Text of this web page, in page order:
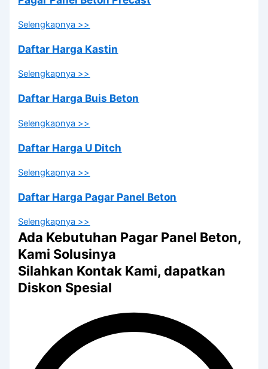
Selengkapnya >>
Daftar Harga Kastin
Selengkapnya >>
Daftar Harga Buis Beton
Selengkapnya >>
Daftar Harga U Ditch
Selengkapnya >>
Daftar Harga Pagar Panel Beton
Selengkapnya >>
Ada Kebutuhan Pagar Panel Beton,
Kami Solusinya
Silahkan Kontak Kami, dapatkan
Diskon Spesial